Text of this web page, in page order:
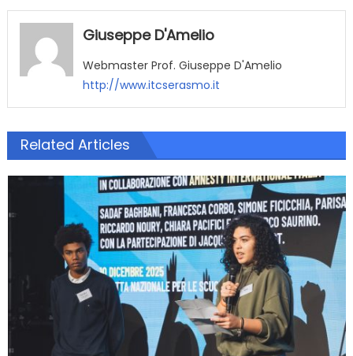
Giuseppe D'Amelio
Webmaster Prof. Giuseppe D'Amelio
http://www.itcserasmo.it
Related Articles